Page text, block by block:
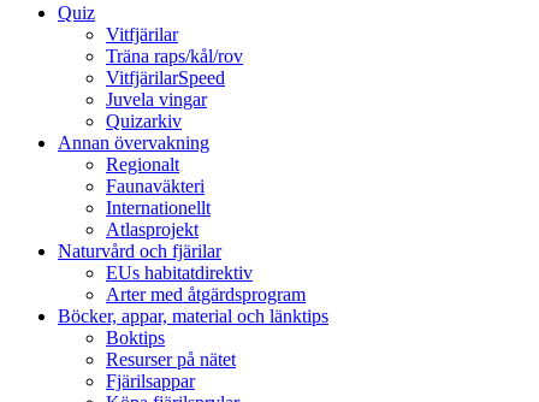
Quiz
Vitfjärilar
Träna raps/kål/rov
VitfjärilarSpeed
Juvela vingar
Quizarkiv
Annan övervakning
Regionalt
Faunaväkteri
Internationellt
Atlasprojekt
Naturvård och fjärilar
EUs habitatdirektiv
Arter med åtgärdsprogram
Böcker, appar, material och länktips
Boktips
Resurser på nätet
Fjärilsappar